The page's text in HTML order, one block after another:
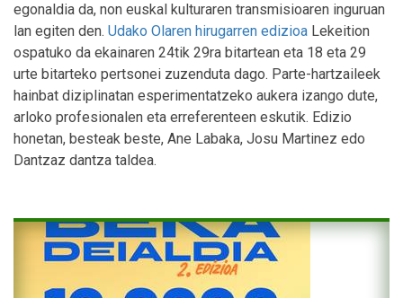
egonaldia da, non euskal kulturaren transmisioaren inguruan
lan egiten den. Udako Olaren hirugarren edizioa Lekeition
ospatuko da ekainaren 24tik 29ra bitartean eta 18 eta 29
urte bitarteko pertsonei zuzenduta dago. Parte-hartzaileek
hainbat diziplinatan esperimentatzeko aukera izango dute,
arloko profesionalen eta erreferenteen eskutik. Edizio
honetan, besteak beste, Ane Labaka, Josu Martinez edo
Dantzaz dantza taldea.